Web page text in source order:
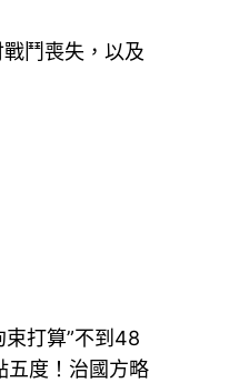
鬥喪失，以及
束打算”不到48
五度！治國方略